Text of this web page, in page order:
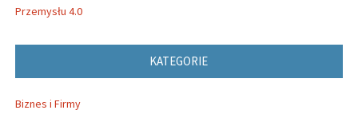
Przemysłu 4.0
KATEGORIE
Biznes i Firmy